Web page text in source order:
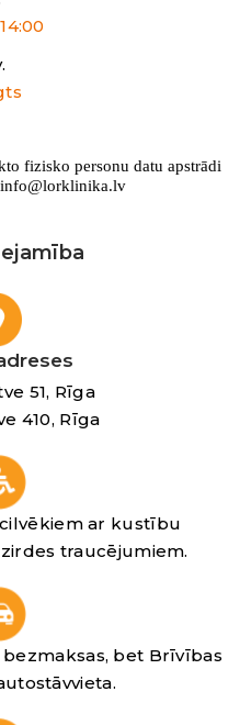
fizisko personu datu apstrādi
51, Rīga
410, Rīga
ar kustību
traucējumiem.
bet Brīvības